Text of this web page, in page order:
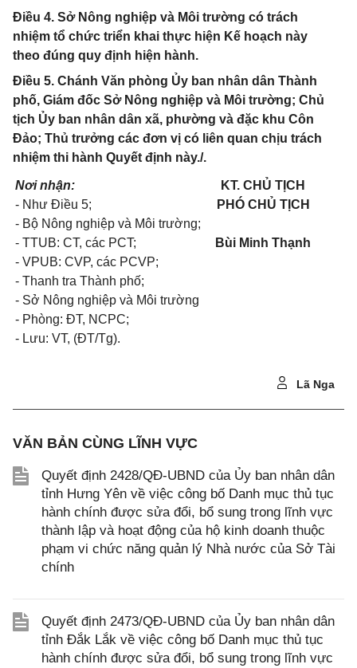
Điều 4. Sở Nông nghiệp và Môi trường có trách
nhiệm tổ chức triển khai thực hiện Kế hoạch này
theo đúng quy định hiện hành.
Điều 5. Chánh Văn phòng Ủy ban nhân dân Thành
phố, Giám đốc Sở Nông nghiệp và Môi trường; Chủ
tịch Ủy ban nhân dân xã, phường và đặc khu Côn
Đảo; Thủ trưởng các đơn vị có liên quan chịu trách
nhiệm thi hành Quyết định này./.
Nơi nhận:
- Như Điều 5;
- Bộ Nông nghiệp và Môi trường;
- TTUB: CT, các PCT;
- VPUB: CVP, các PCVP;
- Thanh tra Thành phố;
- Sở Nông nghiệp và Môi trường
- Phòng: ĐT, NCPC;
- Lưu: VT, (ĐT/Tg).
KT. CHỦ TỊCH
PHÓ CHỦ TỊCH
Bùi Minh Thạnh
Lã Nga
VĂN BẢN CÙNG LĨNH VỰC
Quyết định 2428/QĐ-UBND của Ủy ban nhân dân
tỉnh Hưng Yên về việc công bố Danh mục thủ tục
hành chính được sửa đổi, bổ sung trong lĩnh vực
thành lập và hoạt động của hộ kinh doanh thuộc
phạm vi chức năng quản lý Nhà nước của Sở Tài
chính
Quyết định 2473/QĐ-UBND của Ủy ban nhân dân
tỉnh Đắk Lắk về việc công bố Danh mục thủ tục
hành chính được sửa đổi, bổ sung trong lĩnh vực